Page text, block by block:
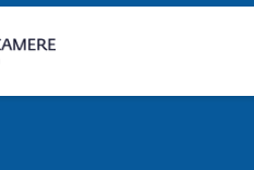
Unioncamere del Veneto